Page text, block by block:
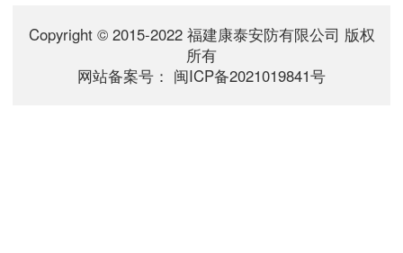
Copyright © 2015-2022 福建康泰安防有限公司 版权
所有
网站备案号： 闽ICP备2021019841号